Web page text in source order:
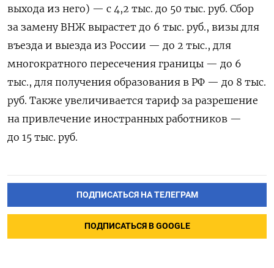
выхода из него) — с 4,2 тыс. до 50 тыс. руб. Сбор
за замену ВНЖ вырастет до 6 тыс. руб., визы для
въезда и выезда из России — до 2 тыс., для
многократного пересечения границы — до 6
тыс., для получения образования в РФ — до 8 тыс.
руб. Также увеличивается тариф за разрешение
на привлечение иностранных работников —
до 15 тыс. руб.
ПОДПИСАТЬСЯ НА ТЕЛЕГРАМ
ПОДПИСАТЬСЯ В GOOGLE